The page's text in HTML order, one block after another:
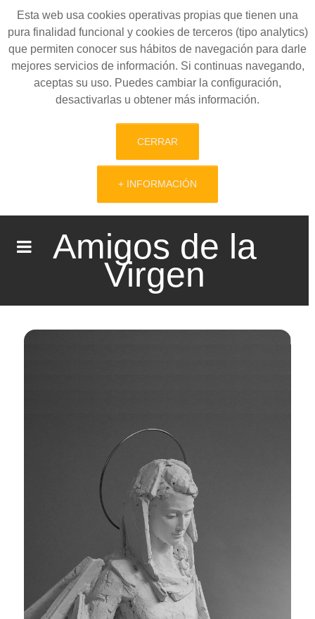
Esta web usa cookies operativas propias que tienen una
pura finalidad funcional y cookies de terceros (tipo analytics)
que permiten conocer sus hábitos de navegación para darle
mejores servicios de información. Si continuas navegando,
aceptas su uso. Puedes cambiar la configuración,
desactivarlas u obtener más información.
CERRAR
+ INFORMACIÓN
Amigos de la
Virgen